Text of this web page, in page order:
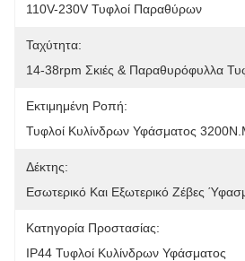
110V-230V Τυφλοί Παραθύρων
Ταχύτητα:
14-38rpm Σκιές & Παραθυρόφυλλα
Εκτιμημένη Ροπή:
Τυφλοί Κυλίνδρων Υφάσματος
Δέκτης:
Εσωτερικό Και Εξωτερικό Ζέβες
Κατηγορία Προστασίας:
IP44 Τυφλοί Κυλίνδρων Υφάσματος